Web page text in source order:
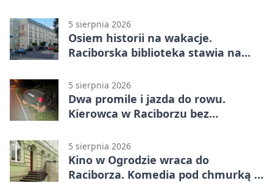
5 sierpnia 2026
Osiem historii na wakacje.
Raciborska biblioteka stawia na
5 sierpnia 2026
Dwa promile i jazda do rowu.
Kierowca w Raciborzu bez
5 sierpnia 2026
Kino w Ogrodzie wraca do
Raciborza. Komedia pod chmurką w